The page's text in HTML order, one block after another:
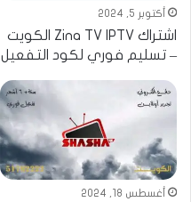
أكتوبر 5, 2024
اشتراك Zina TV IPTV الكويت
– تسليم فوري لكود التفعيل
أغسطس 18, 2024